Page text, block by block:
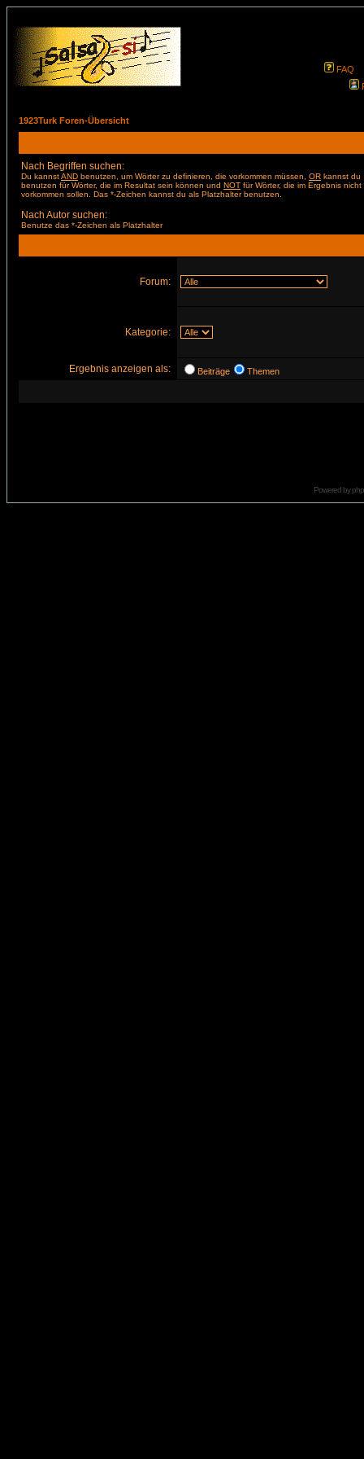
FAQ
1923Turk Foren-Übersicht
Nach Begriffen suchen:
Du kannstAND benutzen, um Wörter zu definieren, die vorkommen müssen, OR kannst du
benutzen für Wörter, die im Resultat sein können und NOT für Wörter, die im Ergebnis nicht
vorkommen sollen. Das *-Zeichen kannst du als Platzhalter benutzen.
Nach Autor suchen:
Benutze das *-Zeichen als Platzhalter
Forum:
Kategorie:
Ergebnis anzeigen als: Beiträge Themen
Powered by